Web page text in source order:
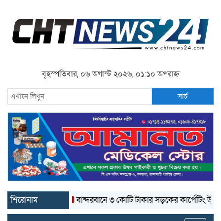
বৃহস্পতিবার, ০৬ অগাস্ট ২০২৬, ০১:১০ অপরাহ্ন
সার্চ
শিরোনাম বান্দরবানে ৩ কোটি টাকার সড়কের কার্পেটিং উঠে যাচ্ছে